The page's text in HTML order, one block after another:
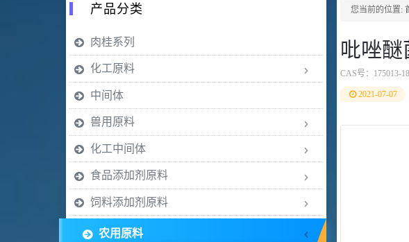
您当前的位置:
吡唑醚
CAS号： 175013-
2021-07-07
产品分类
肉桂系列
化工原料
中间体
兽用原料
化工中间体
食品添加剂原料
饲料添加剂原料
农用原料